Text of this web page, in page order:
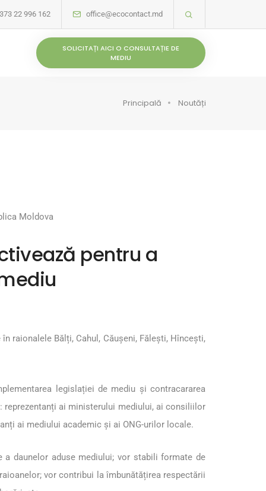
22 996 162 office@ecocontact.md
SOLICITAȚI AICI O CONSULTAȚIE DE
MEDIU
Principală Noutăți
Moldova
pentru a
raionalele Bălți, Cahul, Căușeni, Fălești, Hîncești,
legislației de mediu și contracararea
ai ministerului mediului, ai consiliilor
ai mediului academic și ai ONG-urilor locale.
daunelor aduse mediului; vor stabili formate de
vor contribui la îmbunătățirea respectării